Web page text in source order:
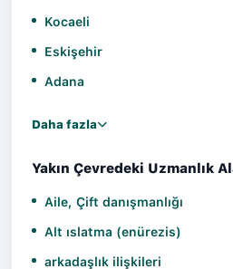
Kocaeli
Eskişehir
Adana
Daha fazla
Yakın Çevredeki Uzmanlık
Aile, Çift danışmanlığı
Alt ıslatma (enürezis)
arkadaşlık ilişkileri